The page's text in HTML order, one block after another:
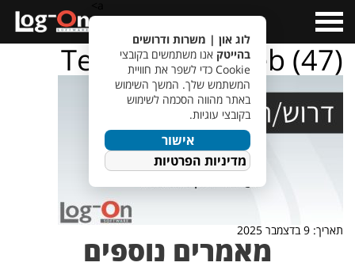
Menu
TempletJobsWeb (47)
תאריך: 9 בדצמבר 2025
מאמרים נוספים
לוג און | משרות ודרושים
בהייטק אנו משתמשים בקובצי
Cookie כדי לשפר את חוויית
המשתמש שלך. המשך השימוש
באתר מהווה הסכמה לשימוש
בקובצי עוגיות.
אישור
מדיניות הפרטיות